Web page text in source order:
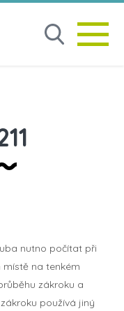
nutno počítat při
na tenkém
zákroku a
používá jiný